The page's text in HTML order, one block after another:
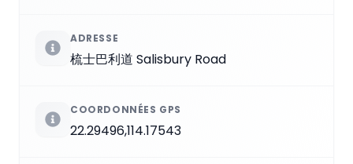
ADRESSE
梳士巴利道 Salisbury Road
COORDONNÉES GPS
22.29496,114.17543